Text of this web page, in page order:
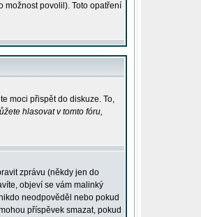
možnost povolil). Toto opatření
moci přispět do diskuze. To,
hlasovat v tomto fóru,
zprávu (někdy jen do
objeví se vám malinký
neodpověděl nebo pokud
příspěvek smazat, pokud